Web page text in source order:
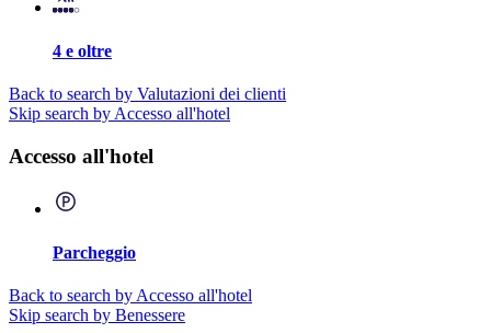
4 e oltre
Back to search by Valutazioni dei clienti
Skip search by Accesso all'hotel
Accesso all'hotel
Parcheggio
Back to search by Accesso all'hotel
Skip search by Benessere